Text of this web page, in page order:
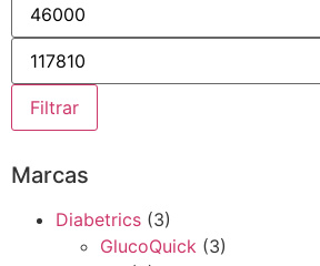
Filtrar
Marcas
Diabetrics (3)
GlucoQuick (3)